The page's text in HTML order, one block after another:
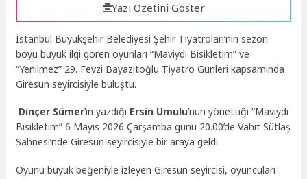
Yazı Özetini Göster
İstanbul Büyükşehir Belediyesi Şehir Tiyatroları’nın sezon
boyu büyük ilgi gören oyunları “Maviydi Bisikletim” ve
“Yenilmez” 29. Fevzi Bayazıtoğlu Tiyatro Günleri kapsamında
Giresun seyircisiyle buluştu.
Dinçer Sümer’in yazdığı Ersin Umulu’nun yönettiği “Maviydi
Bisikletim” 6 Mayıs 2026 Çarşamba günü 20.00’de Vahit Sütlaş
Sahnesi’nde Giresun seyircisiyle bir araya geldi.
Oyunu büyük beğeniyle izleyen Giresun seyircisi, oyuncuları